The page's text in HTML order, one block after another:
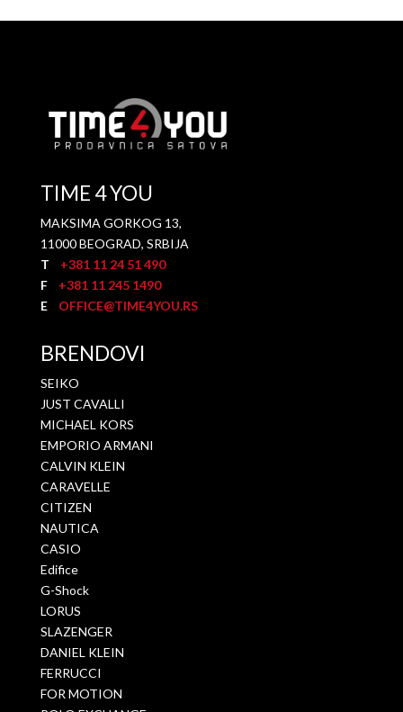
TIME 4 YOU
MAKSIMA GORKOG 13,
11000 BEOGRAD, SRBIJA
T +381 11 24 51 490
F+381 11 245 1490
E OFFICE@TIME4YOU.RS
BRENDOVI
SEIKO
JUST CAVALLI
MICHAEL KORS
EMPORIO ARMANI
CALVIN KLEIN
CARAVELLE
CITIZEN
NAUTICA
CASIO
Edifice
G-Shock
LORUS
SLAZENGER
DANIEL KLEIN
FERRUCCI
FOR MOTION